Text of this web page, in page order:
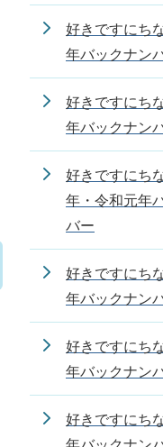
好きですにち
年バックナン
好きですにち
年バックナン
好きですにち
年・令和元年
バー
好きですにち
年バックナン
好きですにち
年バックナン
好きですにち